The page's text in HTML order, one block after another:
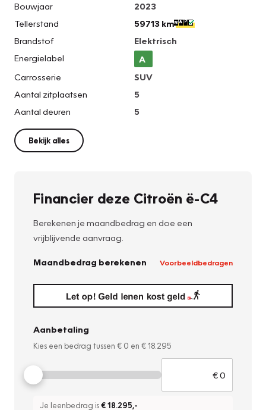
Bouwjaar
2023
Tellerstand
59713 km
Brandstof
Elektrisch
Energielabel
A
Carrosserie
SUV
Aantal zitplaatsen
5
Aantal deuren
5
Bekijk alles
Financier deze Citroën ë-C4
Berekenen je maandbedrag en doe een
vrijblijvende aanvraag.
Maandbedrag berekenen Voorbeeldbedragen
Aanbetaling
Kies een bedrag tussen € 0 en € 18.295
Je leenbedrag is€ 18.295,-